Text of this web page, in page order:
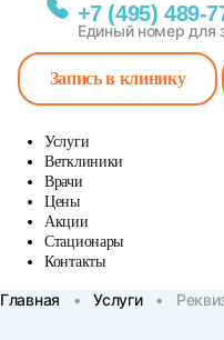
+7 (495) 489-
Единый номер для
Запись в клинику
Услуги
Ветклиники
Врачи
Цены
Акции
Стационары
Контакты
Главная • Услуги •